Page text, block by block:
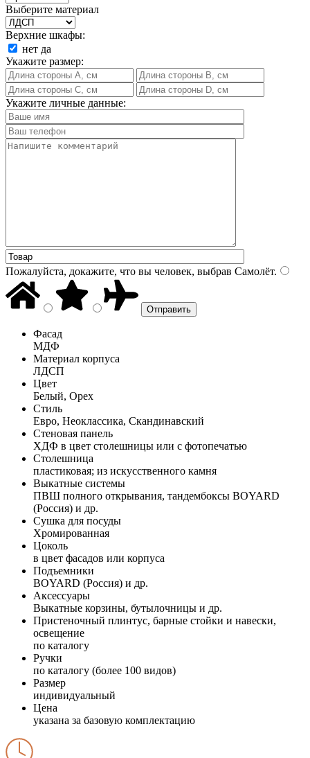
Выберите материал
Верхние шкафы:
нет да
Укажите размер:
Укажите личные данные:
Пожалуйста, докажите, что вы человек, выбрав Самолёт.
Фасад
МДФ
Материал корпуса
ЛДСП
Цвет
Белый, Орех
Стиль
Евро, Неоклассика, Скандинавский
Стеновая панель
ХДФ в цвет столешницы или с фотопечатью
Столешница
пластиковая; из искусственного камня
Выкатные системы
ПВШ полного открывания, тандембоксы BOYARD
(Россия) и др.
Сушка для посуды
Хромированная
Цоколь
в цвет фасадов или корпуса
Подъемники
BOYARD (Россия) и др.
Аксессуары
Выкатные корзины, бутылочницы и др.
Пристеночный плинтус, барные стойки и навески,
освещение
по каталогу
Ручки
по каталогу (более 100 видов)
Размер
индивидуальный
Цена
указана за базовую комплектацию